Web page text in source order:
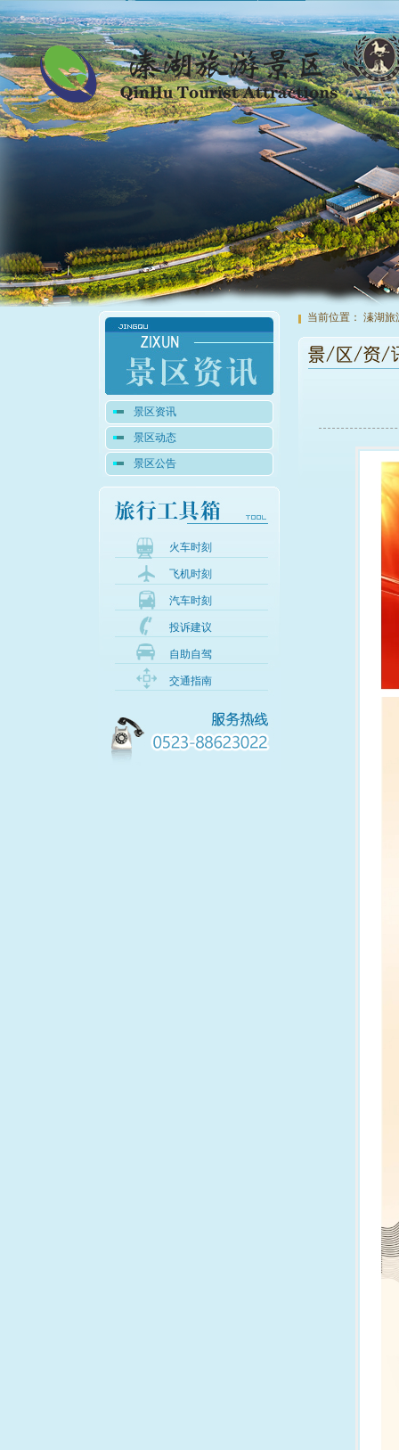
景区资讯
景区动态
景区公告
火车时刻
飞机时刻
汽车时刻
投诉建议
自助自驾
交通指南
当前位置： 溱湖旅